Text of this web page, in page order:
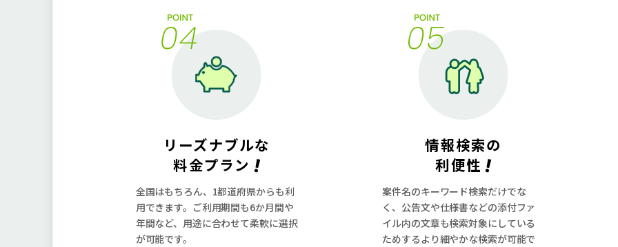
リーズナブルな
料⾦プラン !
全国はもちろん、1都道府県からも利
⽤できます。ご利⽤期間も6か⽉間や
年間など、⽤途に合わせて柔軟に選択
が可能です。
情報検索の
利便性 !
案件名のキーワード検索だけでな
く、公告⽂や仕様書などの添付ファ
イル内の⽂章も検索対象にしている
ためするより細やかな検索が可能で